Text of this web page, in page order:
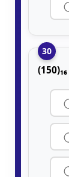
30
(150)₁₆